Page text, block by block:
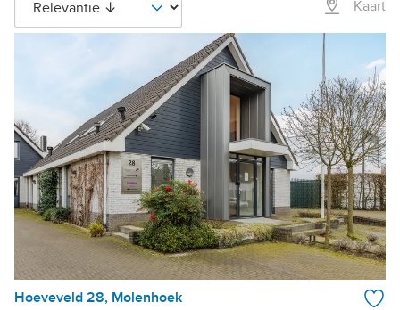
Kaart
Hoeveveld 28, Molenhoek